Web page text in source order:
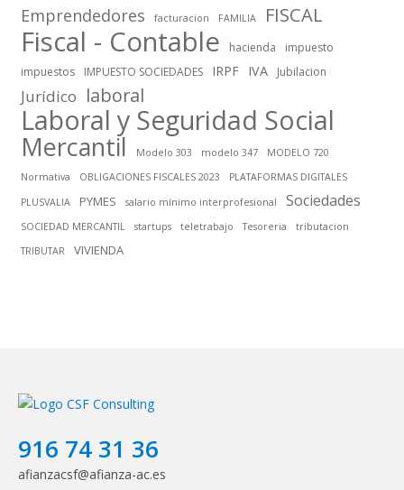
Emprendedores facturacion FAMILIA FISCAL
Fiscal - Contable hacienda
impuesto
impuestos
IMPUESTO SOCIEDADES IRPF IVA Jubilacion
Jurídico laboral
Laboral y Seguridad Social
Mercantil Modelo 303 modelo 347
MODELO 720
Normativa
OBLIGACIONES FISCALES 2023
PLATAFORMAS DIGITALES
PLUSVALIA
PYMES salario mínimo interprofesional Sociedades
SOCIEDAD MERCANTIL startups teletrabajo Tesoreria
tributacion
TRIBUTAR
VIVIENDA
916 74 31 36
afianzacsf@afianza-ac.es